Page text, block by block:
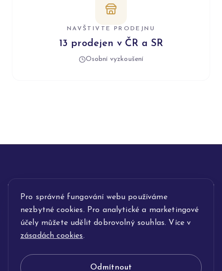
Pro správné fungování webu používáme
nezbytné cookies. Pro analytické a marketingové
účely můžete udělit dobrovolný souhlas. Více v
zásadách cookies.
Odmítnout
NAVŠTIVTE PRODEJNU
13 prodejen v ČR a SR
Osobní vyzkoušení
INFORMACE
POPIS SLUŽEB